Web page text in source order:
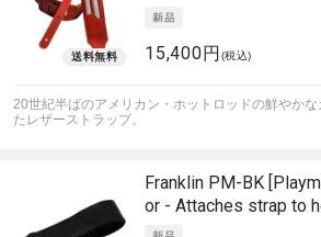
15,400円 (税込)
20世紀半ばのアメリカン・ホットロッドの鮮やか
たレザーストラップ。
Franklin PM-BK
or - Attaches strap to